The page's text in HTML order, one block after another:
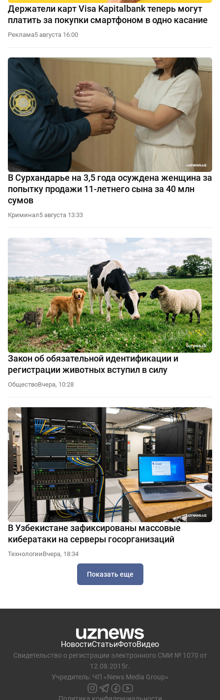
Держатели карт Visa Kapitalbank теперь могут
платить за покупки смартфоном в одно касание
Реклама5 августа 16:00
В Сурхандарье на 3,5 года осуждена женщина за
попытку продажи 11-летнего сына за 40 млн
сумов
Криминал5 августа 13:33
Закон об обязательной идентификации и
регистрации животных вступил в силу
ОбществоВчера, 10:28
В Узбекистане зафиксированы массовые
кибератаки на серверы госорганизаций
ТехнологииВчера, 18:34
Показать еще
НовостиСтатьиФотоВидео
Свидетельство о регистрации электронного СМИ № 1070 от
12.08.2015г.
Учредитель: ЧП «News Media Group»